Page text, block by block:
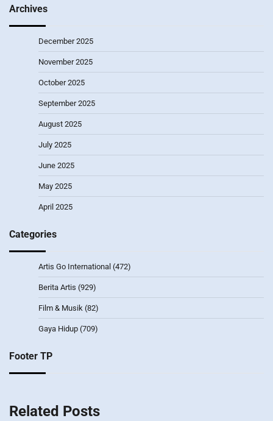
Archives
December 2025
November 2025
October 2025
September 2025
August 2025
July 2025
June 2025
May 2025
April 2025
Categories
Artis Go International (472)
Berita Artis (929)
Film & Musik (82)
Gaya Hidup (709)
Footer TP
Related Posts